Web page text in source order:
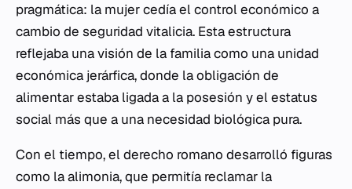
pragmática: la mujer cedía el control económico a
cambio de seguridad vitalicia. Esta estructura
reflejaba una visión de la familia como una unidad
económica jerárfica, donde la obligación de
alimentar estaba ligada a la posesión y el estatus
social más que a una necesidad biológica pura.
Con el tiempo, el derecho romano desarrolló figuras
como laalimonia, que permitía reclamar la